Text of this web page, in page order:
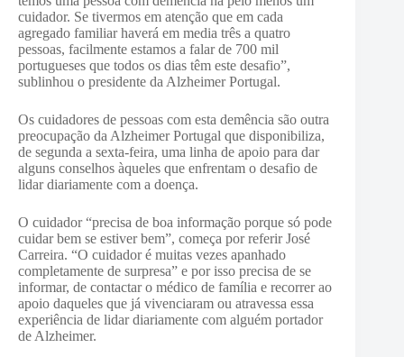
cuidador. Se tivermos em atenção que em cada
agregado familiar haverá em media três a quatro
pessoas, facilmente estamos a falar de 700 mil
portugueses que todos os dias têm este desafio”,
sublinhou o presidente da Alzheimer Portugal.
Os cuidadores de pessoas com esta demência são outra
preocupação da Alzheimer Portugal que disponibiliza,
de segunda a sexta-feira, uma linha de apoio para dar
alguns conselhos àqueles que enfrentam o desafio de
lidar diariamente com a doença.
O cuidador “precisa de boa informação porque só pode
cuidar bem se estiver bem”, começa por referir José
Carreira. “O cuidador é muitas vezes apanhado
completamente de surpresa” e por isso precisa de se
informar, de contactar o médico de família e recorrer ao
apoio daqueles que já vivenciaram ou atravessa essa
experiência de lidar diariamente com alguém portador
de Alzheimer.